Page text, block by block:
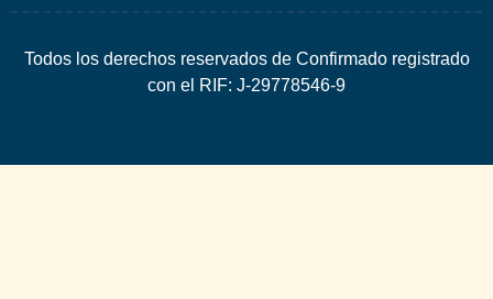
Todos los derechos reservados de Confirmado registrado
con el RIF: J-29778546-9